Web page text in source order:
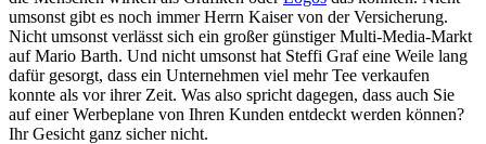
umsonst gibt es noch immer Herrn Kaiser von der Versicherung.
Nicht umsonst verlässt sich ein großer günstiger Multi-Media-Markt
auf Mario Barth. Und nicht umsonst hat Steffi Graf eine Weile lang
dafür gesorgt, dass ein Unternehmen viel mehr Tee verkaufen
konnte als vor ihrer Zeit. Was also spricht dagegen, dass auch Sie
auf einer Werbeplane von Ihren Kunden entdeckt werden können?
Ihr Gesicht ganz sicher nicht.